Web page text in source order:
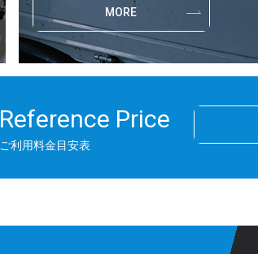
MORE
Reference Price
ご利用料金目安表